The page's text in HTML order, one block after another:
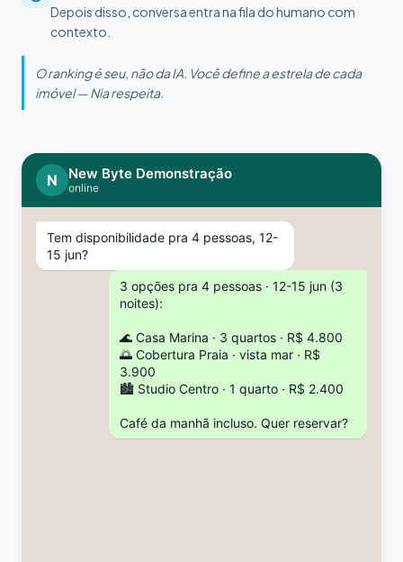
Depois disso, conversa entra na fila do humano com
contexto.
O ranking é seu, não da IA. Você define a estrela de cada
imóvel — Nia respeita.
N New Byte Demonstração
online
Tem disponibilidade pra 4 pessoas, 12-
15 jun?
3 opções pra 4 pessoas · 12-15 jun (3
noites):
🌊 Casa Marina · 3 quartos · R$ 4.800
🌅 Cobertura Praia · vista mar · R$
3.900
🏙️ Studio Centro · 1 quarto · R$ 2.400
Café da manhã incluso. Quer reservar?